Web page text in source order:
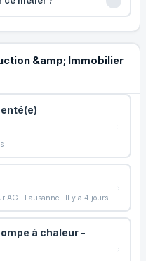
&amp; Immobilier
AG · Lausanne · Il y a 4 jours
à chaleur -